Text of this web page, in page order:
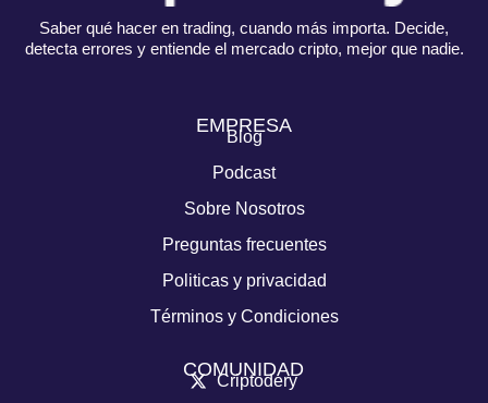
Saber qué hacer en trading, cuando más importa. Decide,
detecta errores y entiende el mercado cripto, mejor que nadie.
EMPRESA
Blog
Podcast
Sobre Nosotros
Preguntas frecuentes
Politicas y privacidad
Términos y Condiciones
COMUNIDAD
Criptodery